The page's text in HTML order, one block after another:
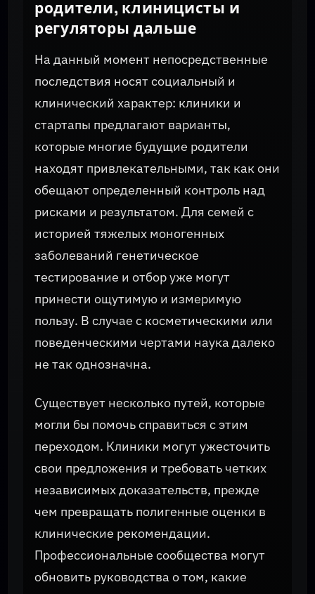
родители, клиницисты и
регуляторы дальше
На данный момент непосредственные
последствия носят социальный и
клинический характер: клиники и
стартапы предлагают варианты,
которые многие будущие родители
находят привлекательными, так как они
обещают определенный контроль над
рисками и результатом. Для семей с
историей тяжелых моногенных
заболеваний генетическое
тестирование и отбор уже могут
принести ощутимую и измеримую
пользу. В случае с косметическими или
поведенческими чертами наука далеко
не так однозначна.
Существует несколько путей, которые
могли бы помочь справиться с этим
переходом. Клиники могут ужесточить
свои предложения и требовать четких
независимых доказательств, прежде
чем превращать полигенные оценки в
клинические рекомендации.
Профессиональные сообщества могут
обновить руководства о том, какие